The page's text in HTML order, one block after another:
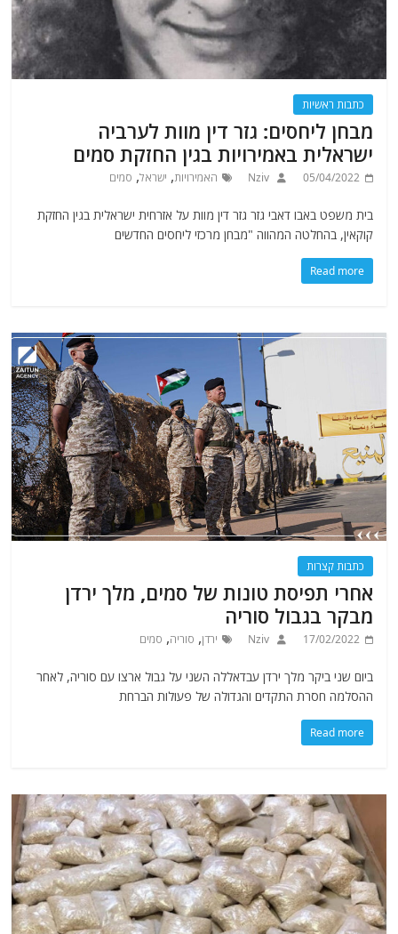
כתבות ראשיות
מבחן ליחסים: גזר דין מוות לערביה
ישראלית באמירויות בגין החזקת סמים
05/04/2022
Nziv האמירויות, ישראל, סמים
בית משפט באבו דאבי גזר גזר דין מוות על אזרחית ישראלית בגין החזקת
קוקאין, בהחלטה המהווה "מבחן מרכזי ליחסים החדשים
Read more
כתבות קצרות
אחרי תפיסת טונות של סמים, מלך ירדן
מבקר בגבול סוריה
17/02/2022
Nziv ירדן, סוריה, סמים
ביום שני ביקר מלך ירדן עבדאללה השני על גבול ארצו עם סוריה, לאחר
ההסלמה חסרת התקדים והגדולה של פעולות הברחת
Read more